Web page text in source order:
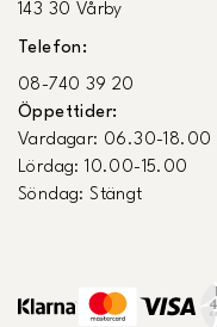
143 30 Vårby
Telefon:
08-740 39 20
Öppettider:
Vardagar: 06.30-18.00
Lördag: 10.00-15.00
Söndag: Stängt